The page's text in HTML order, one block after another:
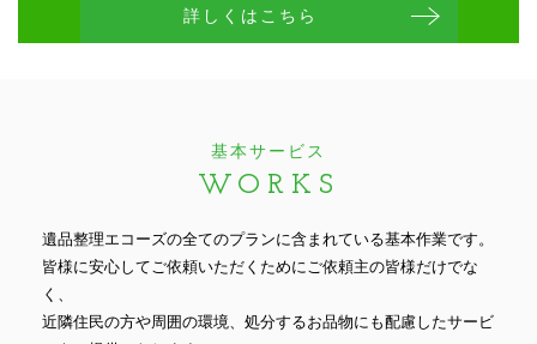
詳しくはこちら
基本サービス
WORKS
遺品整理エコーズの全てのプランに含まれている基本作業です。
皆様に安心してご依頼いただくためにご依頼主の皆様だけでな
く、
近隣住民の方や周囲の環境、処分するお品物にも配慮したサービ